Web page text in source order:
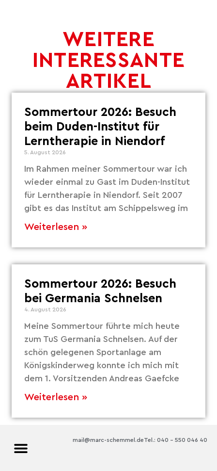
WEITERE
INTERESSANTE
ARTIKEL
Sommertour 2026: Besuch
beim Duden-Institut für
Lerntherapie in Niendorf
5. August 2026
Im Rahmen meiner Sommertour war ich
wieder einmal zu Gast im Duden-Institut
für Lerntherapie in Niendorf. Seit 2007
gibt es das Institut am Schippelsweg im
Weiterlesen »
Sommertour 2026: Besuch
bei Germania Schnelsen
4. August 2026
Meine Sommertour führte mich heute
zum TuS Germania Schnelsen. Auf der
schön gelegenen Sportanlage am
Königskinderweg konnte ich mich mit
dem 1. Vorsitzenden Andreas Gaefcke
Weiterlesen »
Tel.: 040 – 550 046 40
mail@marc-schemmel.de